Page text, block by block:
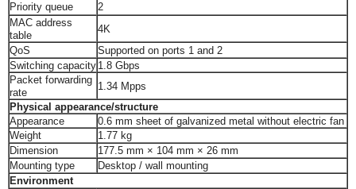
Priority queue
2
MAC address
table
4K
QoS
Supported on ports 1 and 2
Switching capacity 1.8 Gbps
Packet forwarding
rate
1.34 Mpps
Physical appearance/structure
Appearance
0.6 mm sheet of galvanized metal without electric fan
Weight
1.77 kg
Dimension
177.5 mm × 104 mm × 26 mm
Mounting type
Desktop / wall mounting
Environment